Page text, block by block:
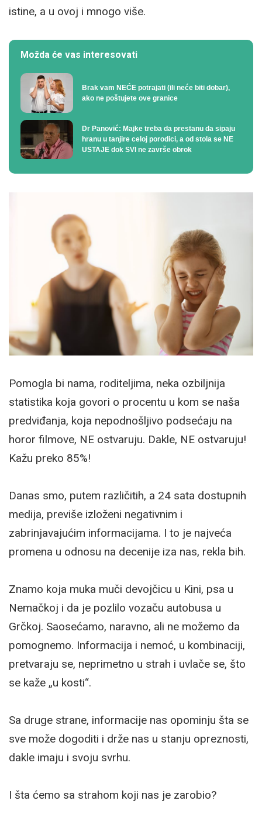
istine, a u ovoj i mnogo više.
Možda će vas interesovati
Brak vam NEĆE potrajati (ili neće biti dobar),
ako ne poštujete ove granice
Dr Panović: Majke treba da prestanu da sipaju
hranu u tanjire celoj porodici, a od stola se NE
USTAJE dok SVI ne završe obrok
Pomogla bi nama, roditeljima, neka ozbiljnija
statistika koja govori o procentu u kom se naša
predviđanja, koja nepodnošljivo podsećaju na
horor filmove, NE ostvaruju. Dakle, NE ostvaruju!
Kažu preko 85%!
Danas smo, putem različitih, a 24 sata dostupnih
medija, previše izloženi negativnim i
zabrinjavajućim informacijama. I to je najveća
promena u odnosu na decenije iza nas, rekla bih.
Znamo koja muka muči devojčicu u Kini, psa u
Nemačkoj i da je pozlilo vozaču autobusa u
Grčkoj. Saosećamo, naravno, ali ne možemo da
pomognemo. Informacija i nemoć, u kombinaciji,
pretvaraju se, neprimetno u strah i uvlače se, što
se kaže „u kosti“.
Sa druge strane, informacije nas opominju šta se
sve može dogoditi i drže nas u stanju opreznosti,
dakle imaju i svoju svrhu.
I šta ćemo sa strahom koji nas je zarobio?